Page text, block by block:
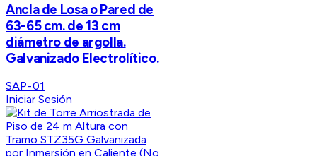
Ancla de Losa o Pared de
63-65 cm. de 13 cm
diámetro de argolla.
Galvanizado Electrolítico.
SAP-01
Iniciar Sesión